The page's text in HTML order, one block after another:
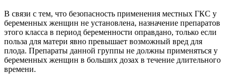
В связи с тем, что безопасность применения местных ГКС у
беременных женщин не установлена, назначение препаратов
этого класса в период беременности оправдано, только если
польза для матери явно превышает возможный вред для
плода. Препараты данной группы не должны применяться у
беременных женщин в больших дозах в течение длительного
времени.